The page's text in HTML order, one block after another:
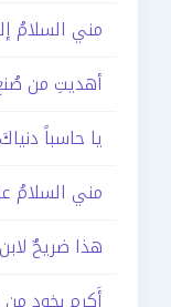
مني السلامُ
أهديتِ من
يا حاسباً
مني السلامُ
هذا ضريحٌ